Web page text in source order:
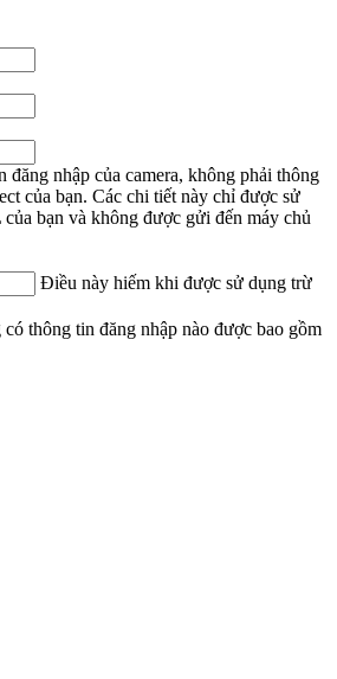
nhập của camera, không phải thông
của bạn. Các chi tiết này chỉ được sử
bạn và không được gửi đến máy chủ
Điều này hiếm khi được sử dụng trừ
thông tin đăng nhập nào được bao gồm